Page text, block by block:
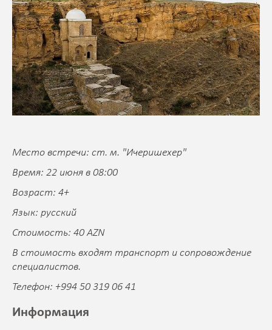
Место встречи: ст. м. "Ичеришехер"
Время: 22 июня в 08:00
Возраст: 4+
Язык: русский
Стоимость: 40 AZN
В стоимость входят транспорт и сопровождение
специалистов.
Телефон: +994 50 319 06 41
Информация